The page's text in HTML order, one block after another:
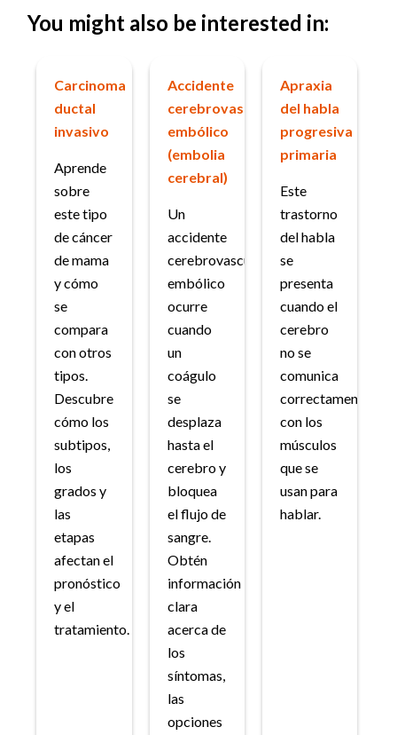
You might also be interested in:
Carcinoma
ductal
invasivo
Aprende
sobre
este tipo
de cáncer
de mama
y cómo
se
compara
con otros
tipos.
Descubre
cómo los
subtipos,
los
grados y
las
etapas
afectan el
pronóstico
y el
tratamiento.
Accidente
cerebrovascular
embólico
(embolia
cerebral)
Un
accidente
cerebrovascular
embólico
ocurre
cuando
un
coágulo
se
desplaza
hasta el
cerebro y
bloquea
el flujo de
sangre.
Obtén
información
clara
acerca de
los
síntomas,
las
opciones
Apraxia
del habla
progresiva
primaria
Este
trastorno
del habla
se
presenta
cuando el
cerebro
no se
comunica
correctamente
con los
músculos
que se
usan para
hablar.